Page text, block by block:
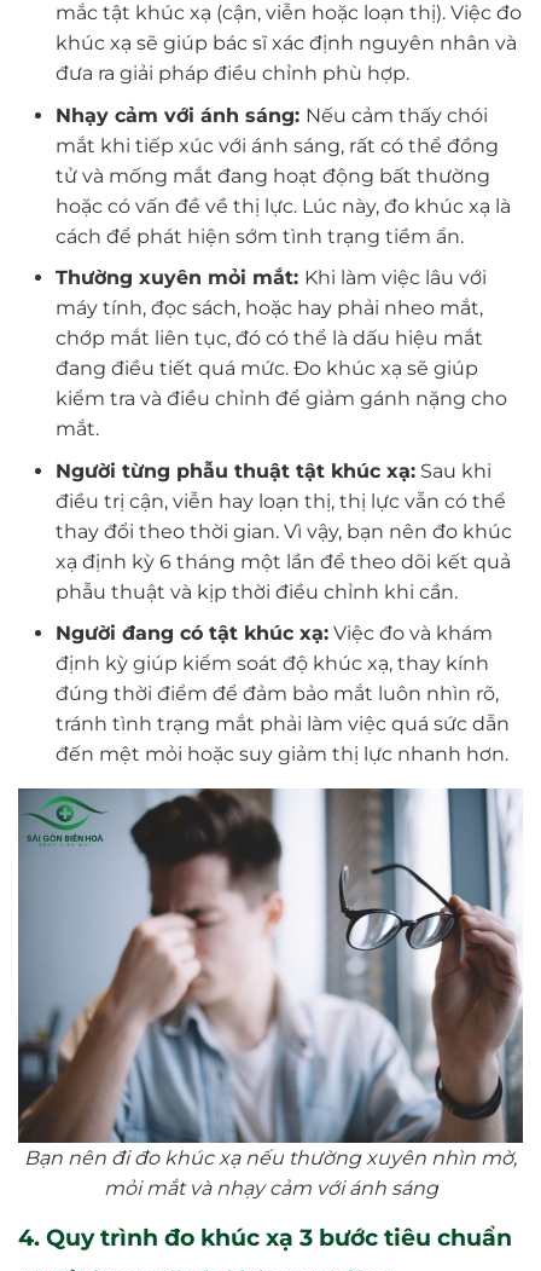
mắc tật khúc xạ (cận, viễn hoặc loạn thị). Việc đo
khúc xạ sẽ giúp bác sĩ xác định nguyên nhân và
đưa ra giải pháp điều chỉnh phù hợp.
Nhạy cảm với ánh sáng: Nếu cảm thấy chói
mắt khi tiếp xúc với ánh sáng, rất có thể đồng
tử và mống mắt đang hoạt động bất thường
hoặc có vấn đề về thị lực. Lúc này, đo khúc xạ là
cách để phát hiện sớm tình trạng tiềm ẩn.
Thường xuyên mỏi mắt: Khi làm việc lâu với
máy tính, đọc sách, hoặc hay phải nheo mắt,
chớp mắt liên tục, đó có thể là dấu hiệu mắt
đang điều tiết quá mức. Đo khúc xạ sẽ giúp
kiểm tra và điều chỉnh để giảm gánh nặng cho
mắt.
Người từng phẫu thuật tật khúc xạ:Sau khi
điều trị cận, viễn hay loạn thị, thị lực vẫn có thể
thay đổi theo thời gian. Vì vậy, bạn nên đo khúc
xạ định kỳ 6 tháng một lần để theo dõi kết quả
phẫu thuật và kịp thời điều chỉnh khi cần.
Người đang có tật khúc xạ:Việc đo và khám
định kỳ giúp kiểm soát độ khúc xạ, thay kính
đúng thời điểm để đảm bảo mắt luôn nhìn rõ,
tránh tình trạng mắt phải làm việc quá sức dẫn
đến mệt mỏi hoặc suy giảm thị lực nhanh hơn.
Bạn nên đi đo khúc xạ nếu thường xuyên nhìn mờ,
mỏi mắt và nhạy cảm với ánh sáng
4. Quy trình đo khúc xạ 3 bước tiêu chuẩn